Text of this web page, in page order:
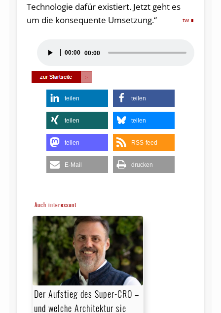
Technologie dafür existiert. Jetzt geht es
um die konsequente Umsetzung.“
tw
Player
00:00 00:00
teilen teilen
teilen teilen
teilen RSS-feed
E-Mail drucken
Auch interessant
Der Aufstieg des Super-CRO –
und welche Architektur sie